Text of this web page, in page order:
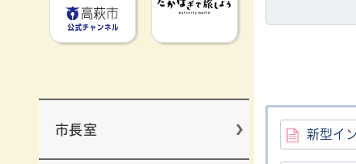
市長室 新型イ